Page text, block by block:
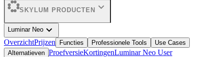
SKYLUM PRODUCTEN expand_more
Luminar Neo expand_more
OverzichtPrijzen Functies Professionele Tools
Use Cases
Alternatieven ProefversieKortingenLuminar Neo User